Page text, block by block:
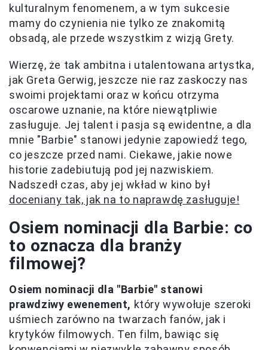
kulturalnym fenomenem, a w tym sukcesie
mamy do czynienia nie tylko ze znakomitą
obsadą, ale przede wszystkim z wizją Grety.
Wierzę, że tak ambitna i utalentowana artystka,
jak Greta Gerwig, jeszcze nie raz zaskoczy nas
swoimi projektami oraz w końcu otrzyma
oscarowe uznanie, na które niewątpliwie
zasługuje. Jej talent i pasja są ewidentne, a dla
mnie "Barbie" stanowi jedynie zapowiedź tego,
co jeszcze przed nami. Ciekawe, jakie nowe
historie zadebiutują pod jej nazwiskiem.
Nadszedł czas, aby jej wkład w kino był
doceniany tak, jak na to naprawdę zasługuje!
Osiem nominacji dla Barbie: co
to oznacza dla branży
filmowej?
Osiem nominacji dla "Barbie" stanowi
prawdziwy ewenement, który wywołuje szeroki
uśmiech zarówno na twarzach fanów, jak i
krytyków filmowych. Ten film, bawiąc się